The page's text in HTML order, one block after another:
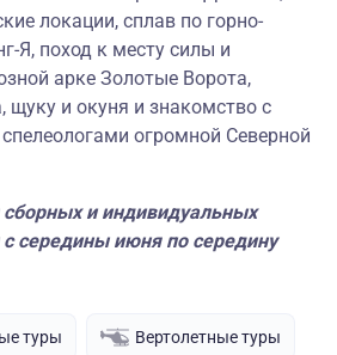
локации, сплав по горно-
Я, поход к месту силы и
арке Золотые Ворота,
щуку и окуня и знакомство с
огромной Северной
сборных и индивидуальных
с середины июня по середину
туры Вертолетные туры